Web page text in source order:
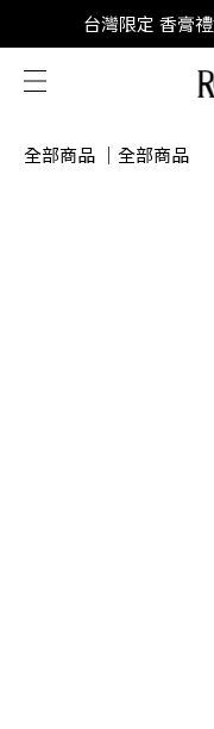
SUPER
台灣限定 香膏
SUPER
全部商品 全部商品